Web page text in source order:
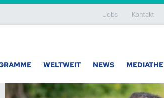
Jobs Kontakt
WELTWEIT NEWS